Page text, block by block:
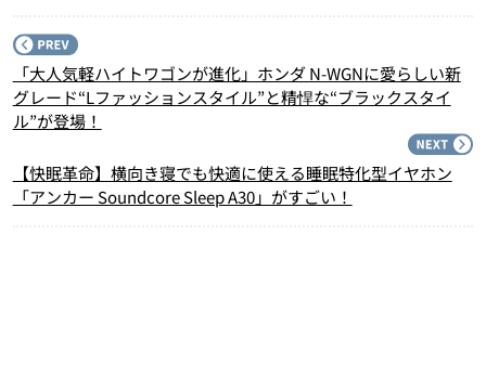
「大人気軽ハイトワゴンが進化」ホンダ N-WGNに愛らしい新
グレード“Lファッションスタイル”と精悍な“ブラックスタイ
ル”が登場！
【快眠革命】横向き寝でも快適に使える睡眠特化型イヤホン
「アンカー Soundcore Sleep A30」がすごい！